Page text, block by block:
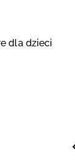
dla dzieci